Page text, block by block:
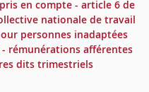
en compte - article 6 de
nationale de travail
personnes inadaptées
- rémunérations afférentes
dits trimestriels